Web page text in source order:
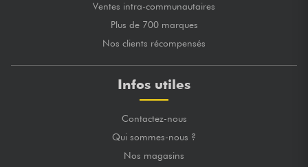
Ventes intra-communautaires
Plus de 700 marques
Nos clients récompensés
Infos utiles
Contactez-nous
Qui sommes-nous ?
Nos magasins